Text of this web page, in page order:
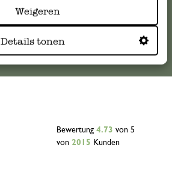
Weigeren
Details tonen
Bewertung 4.73 von 5
von 2015 Kunden